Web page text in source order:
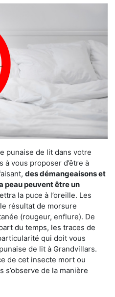
punaise de lit dans votre
à vous proposer d’être à
des démangeaisons et
peau peuvent être un
la puce à l’oreille. Les
résultat de morsure
(rougeur, enflure). De
du temps, les traces de
qui doit vous
de lit à Grandvillars.
de cet insecte mort ou
de la manière